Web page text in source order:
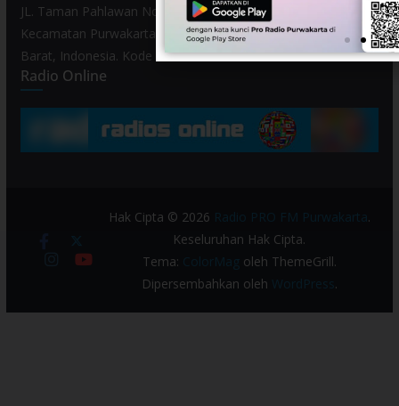
JL. Taman Pahlawan No. 80, Kelurahan Purwamekar,
Kecamatan Purwakarta, Kabupaten Purwakarta, Provinsi Jawa
Barat, Indonesia. Kode Pos 41119.
Radio Online
Hak Cipta © 2026 Radio PRO FM Purwakarta.
Keseluruhan Hak Cipta.
Tema: ColorMagoleh ThemeGrill.
Dipersembahkan oleh WordPress .